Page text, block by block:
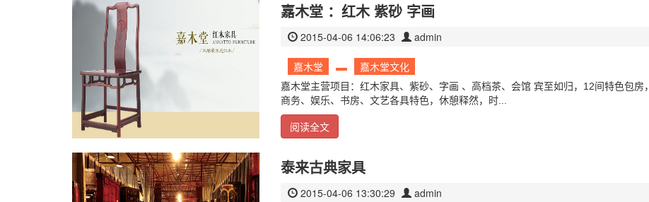
嘉木堂 ：红木 紫砂 字画
2015-04-06 14:06:23 admin
嘉木堂 嘉木堂文化
嘉木堂主营项目：红木家具、紫砂、字画 、高档茶、会馆 宾至如归，12间特色包房，
商务、娱乐、书房、文艺各具特色，休憩释然，时...
阅读全文
泰来古典家具
2015-04-06 13:30:29 admin